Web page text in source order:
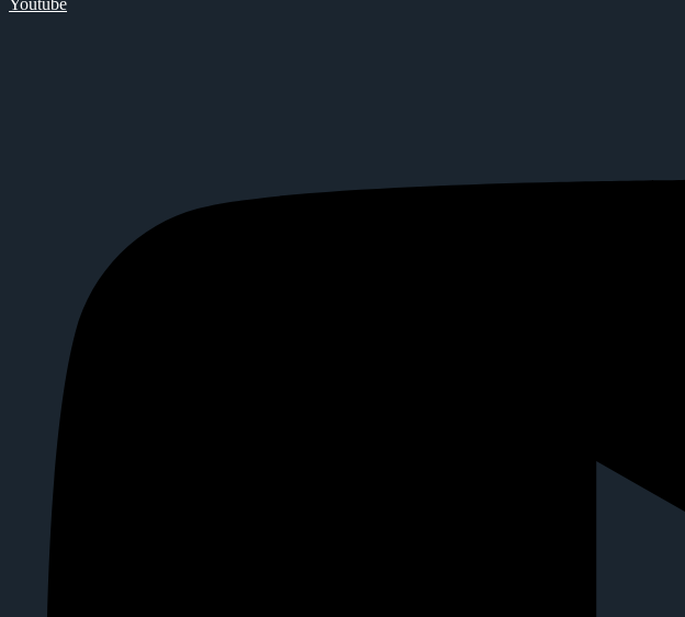
Youtube